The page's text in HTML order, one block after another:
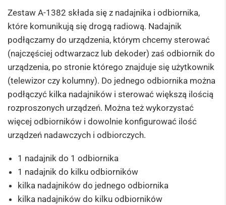
Zestaw A-1382 składa się z nadajnika i odbiornika,
które komunikują się drogą radiową. Nadajnik
podłączamy do urządzenia, którym chcemy sterować
(najczęściej odtwarzacz lub dekoder) zaś odbiornik do
urządzenia, po stronie którego znajduje się użytkownik
(telewizor czy kolumny). Do jednego odbiornika można
podłączyć kilka nadajników i sterować większą ilością
rozproszonych urządzeń. Można też wykorzystać
więcej odbiorników i dowolnie konfigurować ilość
urządzeń nadawczych i odbiorczych.
1 nadajnik do 1 odbiornika
1 nadajnik do kilku odbiorników
kilka nadajników do jednego odbiornika
kilka nadajników do kilku odbiorników